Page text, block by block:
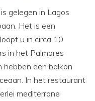
gelegen in Lagos
Het is een
u in circa 10
in het Palmares
hebben een balkon
In het restaurant
mediterrane